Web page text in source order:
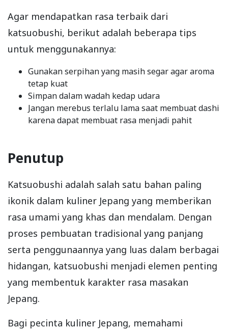
Agar mendapatkan rasa terbaik dari
katsuobushi, berikut adalah beberapa tips
untuk menggunakannya:
Gunakan serpihan yang masih segar agar aroma
tetap kuat
Simpan dalam wadah kedap udara
Jangan merebus terlalu lama saat membuat dashi
karena dapat membuat rasa menjadi pahit
Penutup
Katsuobushi adalah salah satu bahan paling
ikonik dalam kuliner Jepang yang memberikan
rasa umami yang khas dan mendalam. Dengan
proses pembuatan tradisional yang panjang
serta penggunaannya yang luas dalam berbagai
hidangan, katsuobushi menjadi elemen penting
yang membentuk karakter rasa masakan
Jepang.
Bagi pecinta kuliner Jepang, memahami